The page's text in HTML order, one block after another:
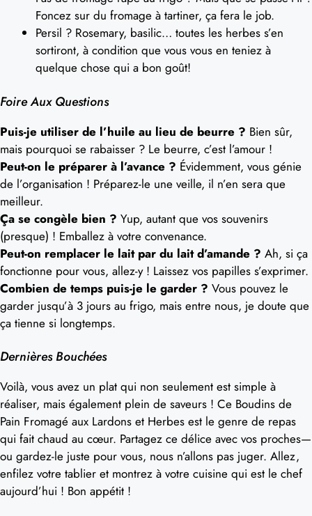
Foncez sur du fromage à tartiner, ça fera le job.
Persil ? Rosemary, basilic… toutes les herbes s’en
sortiront, à condition que vous vous en teniez à
quelque chose qui a bon goût!
Foire Aux Questions
Puis-je utiliser de l’huile au lieu de beurre ? Bien sûr,
mais pourquoi se rabaisser ? Le beurre, c’est l’amour !
Peut-on le préparer à l’avance ? Évidemment, vous génie
de l’organisation ! Préparez-le une veille, il n’en sera que
meilleur.
Ça se congèle bien ? Yup, autant que vos souvenirs
(presque) ! Emballez à votre convenance.
Peut-on remplacer le lait par du lait d’amande ? Ah, si ça
fonctionne pour vous, allez-y ! Laissez vos papilles s’exprimer.
Combien de temps puis-je le garder ? Vous pouvez le
garder jusqu’à 3 jours au frigo, mais entre nous, je doute que
ça tienne si longtemps.
Dernières Bouchées
Voilà, vous avez un plat qui non seulement est simple à
réaliser, mais également plein de saveurs ! Ce Boudins de
Pain Fromagé aux Lardons et Herbes est le genre de repas
qui fait chaud au cœur. Partagez ce délice avec vos proches—
ou gardez-le juste pour vous, nous n’allons pas juger. Allez,
enfilez votre tablier et montrez à votre cuisine qui est le chef
aujourd’hui ! Bon appétit !